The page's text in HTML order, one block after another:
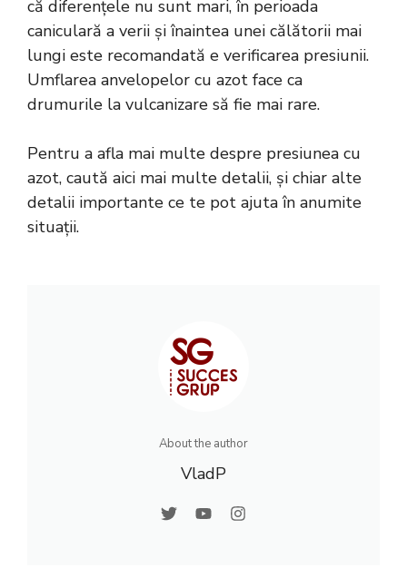
că diferențele nu sunt mari, în perioada
caniculară a verii și înaintea unei călătorii mai
lungi este recomandată e verificarea presiunii.
Umflarea anvelopelor cu azot face ca
drumurile la vulcanizare să fie mai rare.
Pentru a afla mai multe despre presiunea cu
azot, caută aici mai multe detalii, și chiar alte
detalii importante ce te pot ajuta în anumite
situații.
About the author
VladP